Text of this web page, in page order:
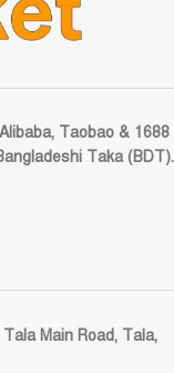
Taobao & 1688
Taka (BDT).
Main Road, Tala,